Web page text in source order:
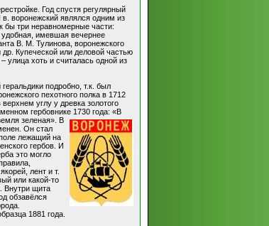
Год спустя регулярный
воронежский являлся одним из
бы три неравномерные части:
имевшая вечернее
В. М. Тулинова, воронежского
Купеческой или деловой частью
улица хоть и считалась одной из
подробно, т.к. был
пехотного полка в 1712
углу у древка золотого
гербовнике 1730 года: «В
зеленая». В
Он стал
лежащий на
гербов. И
это могло
лент и т.
или какой-то
Внутри щита
обзавёлся
1881 года.